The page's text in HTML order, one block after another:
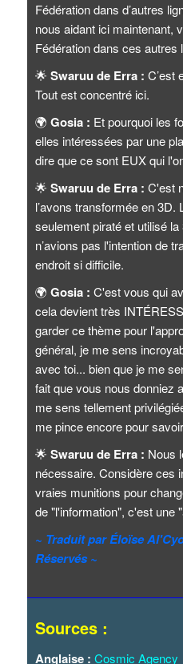
Fédération dans d’autres
nous aidant ici maintenant,
Fédération dans ces autres
🌟 Swaruu de Erra : C’est
Tout est concentré ici.
🌍 Gosia : Et pourquoi les
elles intéressées par une
dire que ce sont EUX qui
🌟 Swaruu de Erra :C'est
l’avons transformée en
seulement piraté et utilisé
n’avions pas l'intention de
endroit si difficile.
🌍 Gosia :C'est vous qui
cela devient très
garder ce thème pour
général, je me sens
avec toi... bien que je me
fait que vous nous donniez
me sens tellement
me pince encore pour
🌟 Swaruu de Erra : Nous
nécessaire. Considère ces
vraies munitions pour
de "l'information", c'est une
~ Traduit par Éloïse
Réservés ~
Sources :
Anglaise : Cosmic Agency